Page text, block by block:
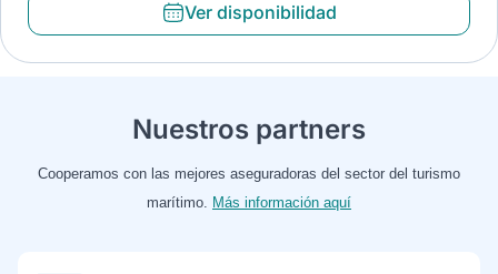
Ver disponibilidad
Nuestros partners
Cooperamos con las mejores aseguradoras del sector del turismo
marítimo. Más información aquí